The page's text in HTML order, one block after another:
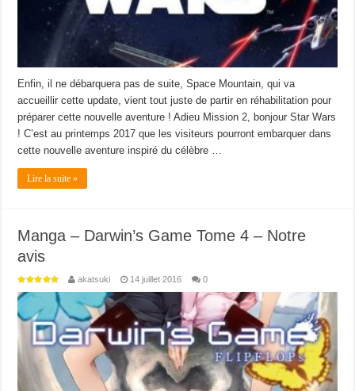
Enfin, il ne débarquera pas de suite, Space Mountain, qui va
accueillir cette update, vient tout juste de partir en réhabilitation pour
préparer cette nouvelle aventure ! Adieu Mission 2, bonjour Star Wars
! C’est au printemps 2017 que les visiteurs pourront embarquer dans
cette nouvelle aventure inspiré du célèbre …
Lire la suite »
Manga – Darwin’s Game Tome 4 – Notre
avis
akatsuki 14 juillet 2016 0